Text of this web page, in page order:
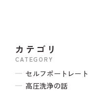
カテゴリ
CATEGORY
セルフポートレート
高圧洗浄の話